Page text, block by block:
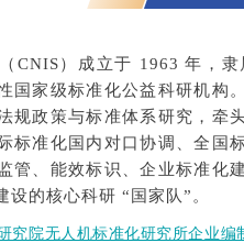
CNIS）成立于 1963 年，
国家级标准化公益科研机构
规政策与标准体系研究，牵
标准化国内对口协调、全国
管、能效标识、企业标准化
设的核心科研 “国家队”。
究院无人机标准化研究所企业编